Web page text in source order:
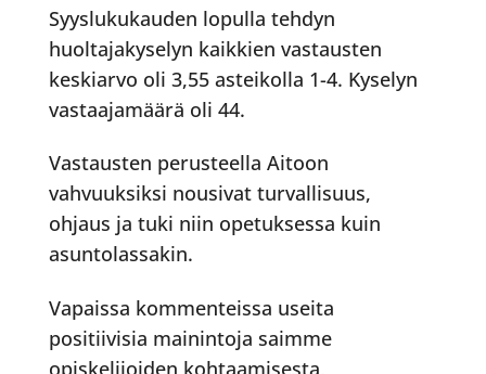
Syyslukukauden lopulla tehdyn
huoltajakyselyn kaikkien vastausten
keskiarvo oli 3,55 asteikolla 1-4. Kyselyn
vastaajamäärä oli 44.
Vastausten perusteella Aitoon
vahvuuksiksi nousivat turvallisuus,
ohjaus ja tuki niin opetuksessa kuin
asuntolassakin.
Vapaissa kommenteissa useita
positiivisia mainintoja saimme
opiskelijoiden kohtaamisesta,